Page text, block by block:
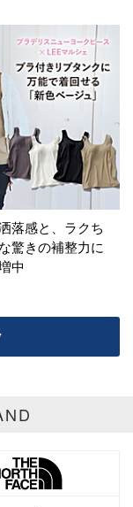
グレー
オレンジ
ピンク
ブルー
落感と、ラクち
驚きの補整力に
中